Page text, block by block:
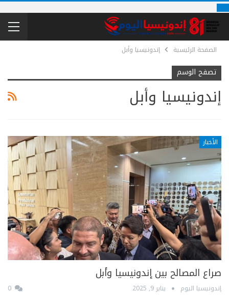
الصفحة الرئيسية إندونيسيا وأبل
تصفح الوسم
إندونيسيا وأبل
الأخبار
صراع المصالح بين إندونيسيا وأبل
إندونيسيا اليوم يناير 9, 2025